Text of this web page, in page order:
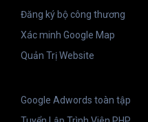
Đăng ký bộ công thương
Xác minh Google Map
Quản Trị Website
Google Adwords toàn tập